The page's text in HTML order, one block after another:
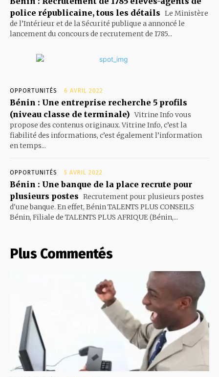
police républicaine, tous les détails Le Ministère
de l’Intérieur et de la Sécurité publique a annoncé le
lancement du concours de recrutement de 1785...
OPPORTUNITÉS 6 AVRIL 2022
Bénin : Une entreprise recherche 5 profils
(niveau classe de terminale) Vitrine Info vous
propose des contenus originaux. Vitrine Info, c’est la
fiabilité des informations, c’est également l’information
en temps...
OPPORTUNITÉS 5 AVRIL 2022
Bénin : Une banque de la place recrute pour
plusieurs postes Recrutement pour plusieurs postes
d'une banque. En effet, Bénin TALENTS PLUS CONSEILS
Bénin, Filiale de TALENTS PLUS AFRIQUE (Bénin,...
Plus Commentés